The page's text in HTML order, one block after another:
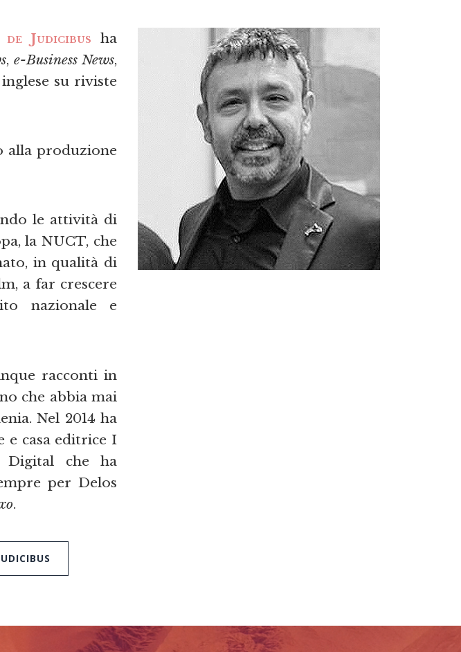
Judicibus ha
, e-Business News,
su riviste
alla produzione
le attività di
la NUCT, che
in qualità di
a far crescere
nazionale e
racconti in
che abbia mai
Nel 2014 ha
e casa editrice I
che ha
per Delos
.